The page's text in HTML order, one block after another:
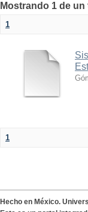
Mostrando 1 de
1
1
Hecho en México.